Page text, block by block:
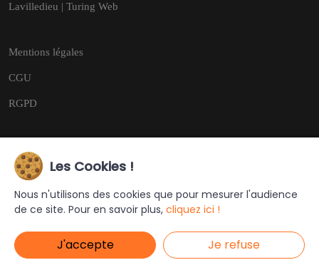
Lavilledieu | Turing Web
Mentions légales
CGU
RGPD
Copyright © 2026
Ce site a été créé et est géré par Turing Web
Les Cookies !
Nous n'utilisons des cookies que pour mesurer l'audience
de ce site. Pour en savoir plus, cliquez ici !
J'accepte Je refuse